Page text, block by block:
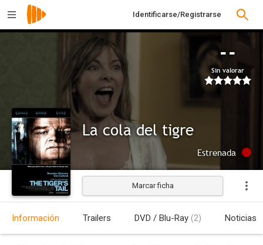
Identificarse/Registrarse
--
Sin valorar
La cola del tigre
Estrenada
Marcar ficha
Información Trailers DVD / Blu-Ray (2) Noticias